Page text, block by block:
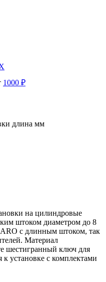
1000 ₽
длина мм
на цилиндровые
штоком диаметром до 8
с длинным штоком, так
Материал
шестигранный ключ для
к установке с комплектами